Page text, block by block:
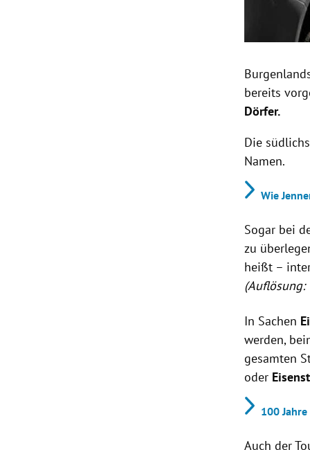
bereits
Dörfer.
Die
Namen.
Wie
Sogar bei
zu
heißt –
In Sachen
werden,
gesamten
oder
100
Auch der